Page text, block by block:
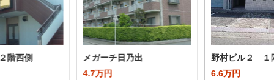
階西側
メガーチ日乃出
4.7万円
野村ビル２ １
6.6万円